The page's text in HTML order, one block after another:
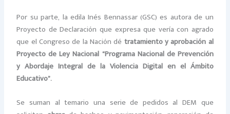
Por su parte, la edila Inés Bennassar (GSC) es autora de un
Proyecto de Declaración que expresa que vería con agrado
que el Congreso de la Nación dé tratamiento y aprobación al
Proyecto de Ley Nacional “Programa Nacional de Prevención
y Abordaje Integral de la Violencia Digital en el Ámbito
Educativo”.
Se suman al temario una serie de pedidos al DEM que